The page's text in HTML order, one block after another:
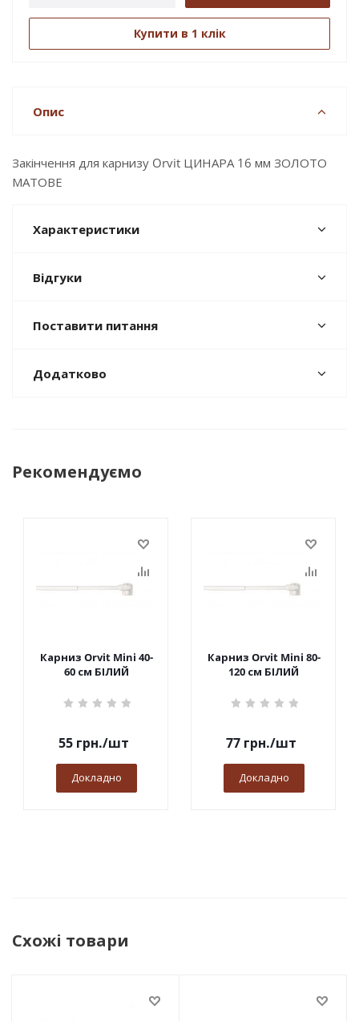
Купити в 1 клік
Опис
Закінчення для карнизу Orvit ЦИНАРА 16 мм ЗОЛОТО
МАТОВЕ
Характеристики
Відгуки
Поставити питання
Додатково
Рекомендуємо
Карниз Orvit Mini 40-
60 см БІЛИЙ
55грн./шт
Докладно
Карниз Orvit Mini 80-
120 см БІЛИЙ
77грн./шт
Докладно
Схожі товари